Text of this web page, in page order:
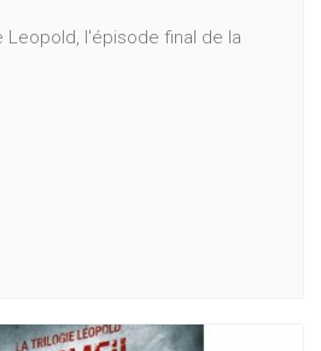
Leopold, l'épisode final de la